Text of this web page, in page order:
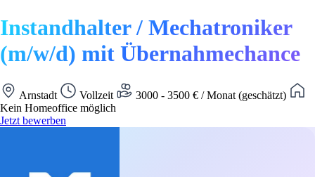
Instandhalter / Mechatroniker
(m/w/d) mit Übernahmechance
Arnstadt Vollzeit
3000 - 3500 € / Monat (geschätzt)
Kein Homeoffice möglich
Jetzt bewerben